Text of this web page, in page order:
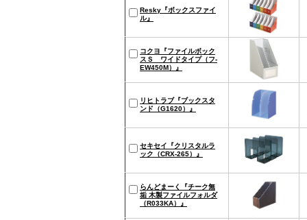
Resky『ボックスファイ
ル』
コクヨ『ファイルボック
スＳ ワイドタイプ（フ-
EW450M）』
リヒトラブ『ブックスタ
ンド（G1620）』
セキセイ『クリスタルラ
ック（CRX-265）』
らんどまーく『チーク無
垢 木製ファイルフォルダ
（R033KA）』